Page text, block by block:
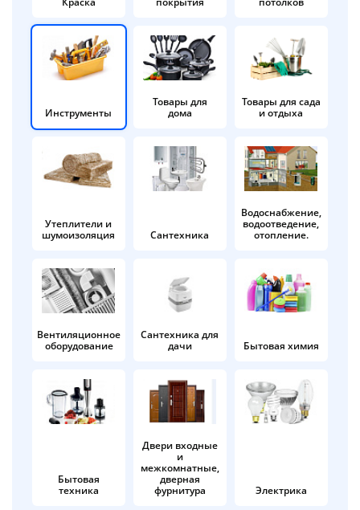
Инструменты
Товары для
дома
Товары для сада
и отдыха
Утеплители и
шумоизоляция
Сантехника
Водоснабжение,
водоотведение,
отопление.
Вентиляционное
оборудование
Сантехника для
дачи
Бытовая химия
Бытовая
техника
Двери входные
и
межкомнатные,
дверная
фурнитура
Электрика
Добавляйте товары
в корзину
Оплачивайте сегодня только
25% картой любого банка
Получайте товар
выбранный способом
Оставшиеся
% будут
по25%каждые 2 недели
Подробнее
об оплате Плайтом
раз в 2
Остались вопросы?
8 800 302-02-51
plait.ru